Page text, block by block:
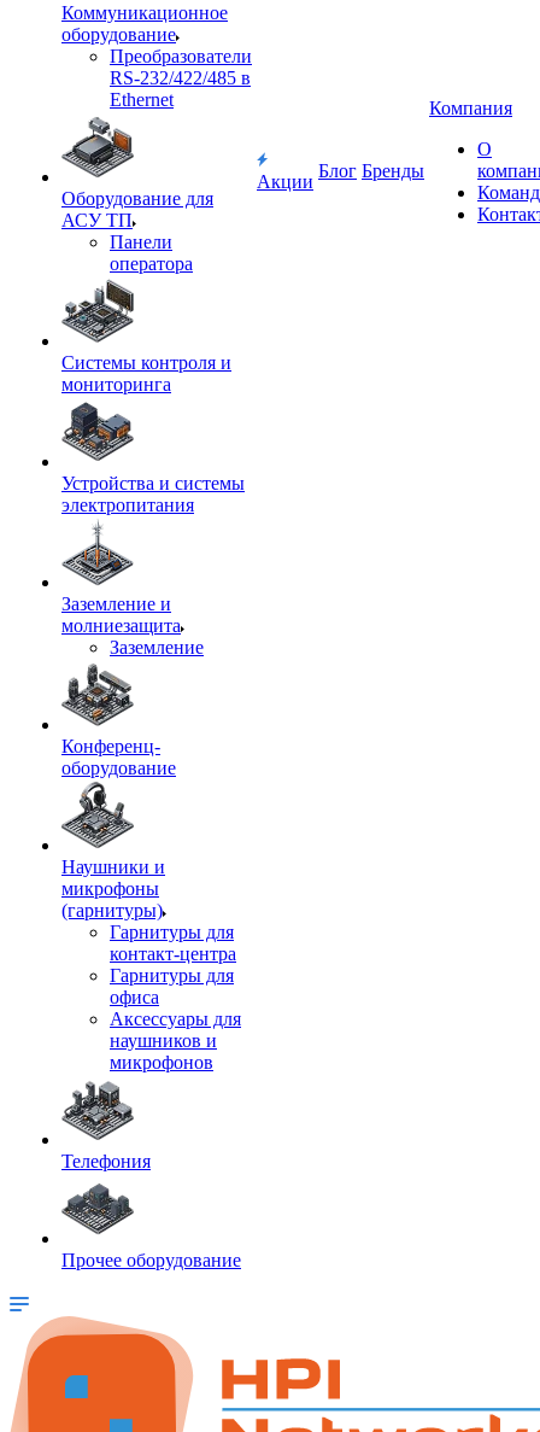
Коммуникационное
оборудование
Преобразователи
RS-232/422/485 в
Ethernet
Оборудование для
АСУ ТП
Панели
оператора
Системы контроля и
мониторинга
Устройства и системы
электропитания
Заземление и
молниезащита
Заземление
Конференц-
оборудование
Наушники и
микрофоны
(гарнитуры)
Гарнитуры для
контакт-центра
Гарнитуры для
офиса
Аксессуары для
наушников и
микрофонов
Телефония
Прочее оборудование
Акции
Блог Бренды
Компания
О